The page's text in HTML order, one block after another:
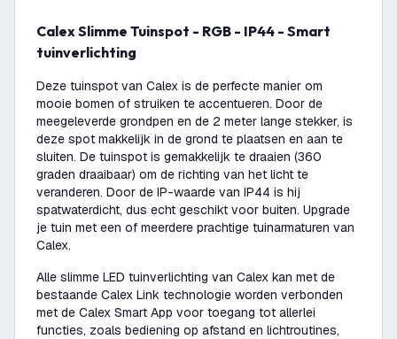
Calex Slimme Tuinspot - RGB - IP44 - Smart
tuinverlichting
Deze tuinspot van Calex is de perfecte manier om
mooie bomen of struiken te accentueren. Door de
meegeleverde grondpen en de 2 meter lange stekker, is
deze spot makkelijk in de grond te plaatsen en aan te
sluiten. De tuinspot is gemakkelijk te draaien (360
graden draaibaar) om de richting van het licht te
veranderen. Door de IP-waarde van IP44 is hij
spatwaterdicht, dus echt geschikt voor buiten. Upgrade
je tuin met een of meerdere prachtige tuinarmaturen van
Calex.
Alle slimme LED tuinverlichting van Calex kan met de
bestaande Calex Link technologie worden verbonden
met de Calex Smart App voor toegang tot allerlei
functies, zoals bediening op afstand en lichtroutines,